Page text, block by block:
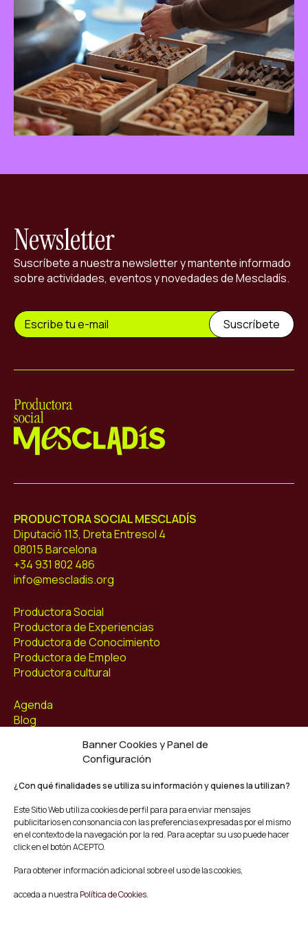
Banner Cookies y Panel de
Configuración
¿Con qué finalidades se utiliza su información y quienes la utilizan?
Este Sitio Web utiliza cookies de perfil para para enviar mensajes
publicitarios en consonancia con las preferencias expresadas por el mismo
en el contexto de la navegación por la red. Para aceptar su uso puede hacer
click en el botón ACEPTO.
Para obtener información adicional sobre el uso de las cookies,
acceda a nuestra Política de Cookies.
FacebookInstagram Youtube Twitter/X
CA EN
Newsletter
Suscríbete a nuestra newsletter y mantente informado
sobre actividades, eventos y novedades de Mescladís.
PRODUCTORA SOCIAL MESCLADÍS
Diputació 113, Dreta Entresol 4
08015 Barcelona
+34 931 802 486
info@mescladis.org
Productora Social
Productora de Experiencias
Productora de Conocimiento
Productora de Empleo
Productora cultural
Agenda
Blog
Facebook
Youtube
Twitter/X
© Mescladís 2026
Aviso legal